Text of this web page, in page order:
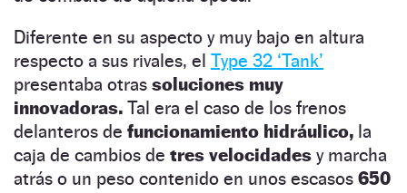
Diferente en su aspecto y muy bajo en altura
respecto a sus rivales, el Type 32 ‘Tank’
presentaba otras soluciones muy
innovadoras. Tal era el caso de los frenos
delanteros de funcionamiento hidráulico, la
caja de cambios de tres velocidades y marcha
atrás o un peso contenido en unos escasos 650